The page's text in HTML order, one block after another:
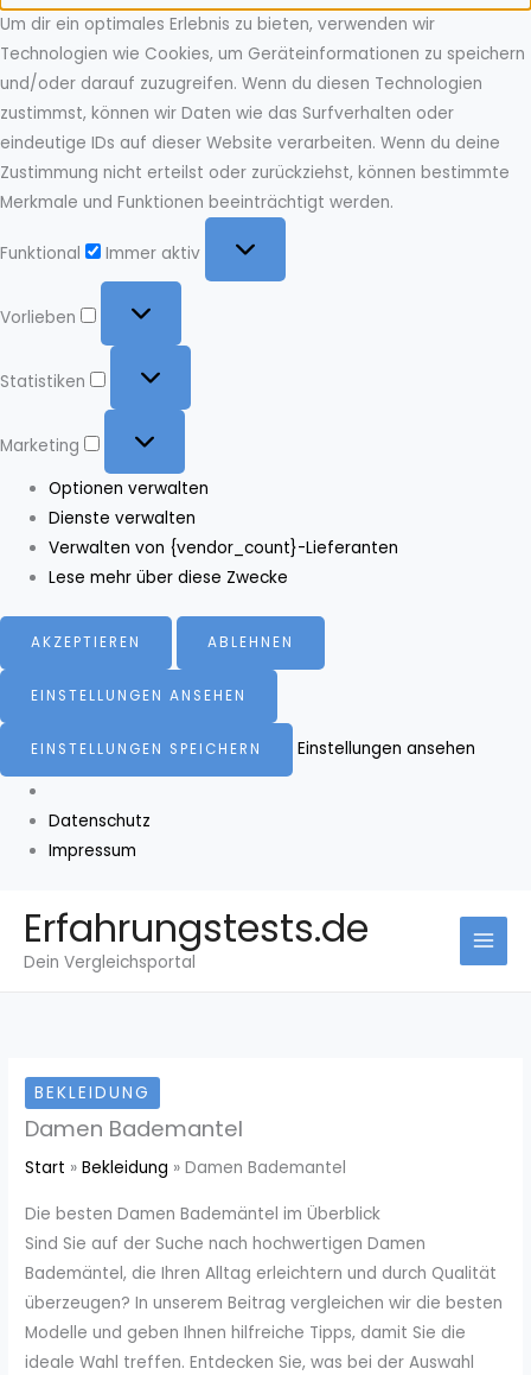
Um dir ein optimales Erlebnis zu bieten, verwenden wir
Technologien wie Cookies, um Geräteinformationen zu speichern
und/oder darauf zuzugreifen. Wenn du diesen Technologien
zustimmst, können wir Daten wie das Surfverhalten oder
eindeutige IDs auf dieser Website verarbeiten. Wenn du deine
Zustimmung nicht erteilst oder zurückziehst, können bestimmte
Merkmale und Funktionen beeinträchtigt werden.
Funktional
Immer aktiv
Vorlieben
Statistiken
Marketing
Optionen verwalten
Dienste verwalten
Verwalten von {vendor_count}-Lieferanten
Lese mehr über diese Zwecke
AKZEPTIEREN ABLEHNEN
EINSTELLUNGEN ANSEHEN
EINSTELLUNGEN SPEICHERN Einstellungen ansehen
Datenschutz
Impressum
Inhalt
springen
Erfahrungstests.de
Dein Vergleichsportal
BEKLEIDUNG
Damen Bademantel
Start Bekleidung Damen Bademantel
Die besten Damen Bademäntel im Überblick
Sind Sie auf der Suche nach hochwertigen Damen
Bademäntel, die Ihren Alltag erleichtern und durch Qualität
überzeugen? In unserem Beitrag vergleichen wir die besten
Modelle und geben Ihnen hilfreiche Tipps, damit Sie die
ideale Wahl treffen. Entdecken Sie, was bei der Auswahl